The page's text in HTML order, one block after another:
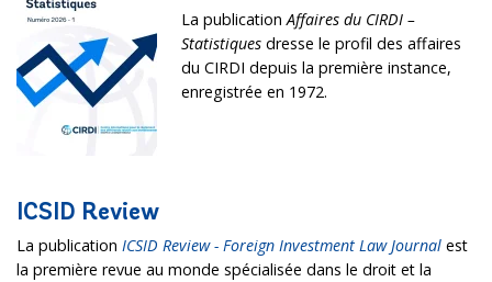
La publication Affaires du CIRDI –
Statistiques dresse le profil des affaires
du CIRDI depuis la première instance,
enregistrée en 1972.
ICSID Review
La publication ICSID Review - Foreign Investment Law Journal est
la première revue au monde spécialisée dans le droit et la